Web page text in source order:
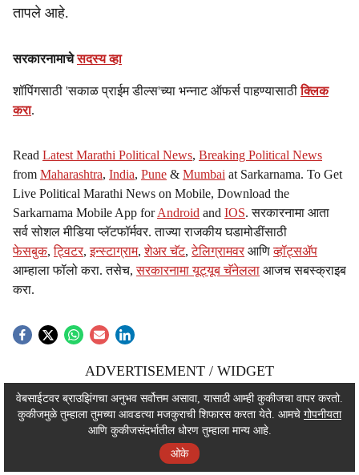
तापले आहे.
सरकारनामाचेसदस्य व्हा
शॉपिंगसाठी 'सकाळ प्राईम डील्स'च्या भन्नाट ऑफर्स पाहण्यासाठीक्लिक
करा.
Read Latest Marathi Political News, Breaking Political News
from Maharashtra, India, Pune & Mumbai at Sarkarnama. To Get
Live Political Marathi News on Mobile, Download the
Sarkarnama Mobile App forAndroid and IOS. सरकारनामा आता
सर्व सोशल मीडिया प्लॅटफॉर्मवर. ताज्या राजकीय घडामोडींसाठी
फेसबुक,ट्विटर,इन्स्टाग्राम,शेअर चॅट,टेलिग्रामवर आणिव्हॉट्सॲप
आम्हाला फॉलो करा. तसेच,सरकारनामा यूट्यूब चॅनेलला आजच सबस्क्राइब
करा.
ADVERTISEMENT / WIDGET
ADVERTISEMENT / WIDGET
ADVERTISEMENT / WIDGET
वेबसाईटवर ब्राउझिंगचा अनुभव सर्वोत्तम असावा, यासाठी आम्ही कुकीजचा वापर करतो.
कुकीजमुळे तुम्हाला तुमच्या आवडत्या मजकुराची शिफारस करता येते. आमचे गोपनीयता
आणि कुकीजसंदर्भातील धोरण तुम्हाला मान्य आहे.
ओके